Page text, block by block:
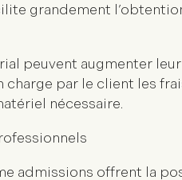
grandement
peuvent augmenter
par le client les
nécessaire.
admissions offrent la